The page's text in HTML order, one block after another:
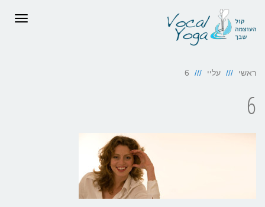
ראשי עליי 6
6